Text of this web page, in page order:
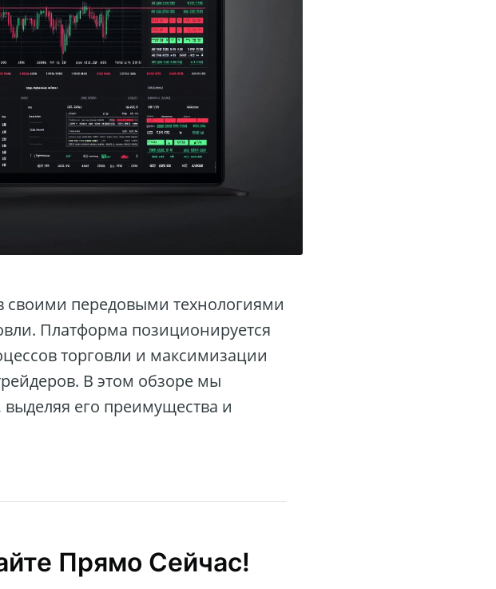
своими передовыми технологиями
Платформа позиционируется
торговли и максимизации
В этом обзоре мы
выделяя его преимущества и
Прямо Сейчас!